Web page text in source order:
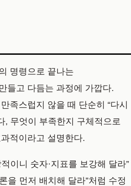
명령으로 끝나는
들고 다듬는 과정에 가깝다.
족스럽지 않을 때 단순히 “다시
, 무엇이 부족한지 구체적으로
적이라고 설명한다.
이니 숫자·지표를 보강해 달라”
을 먼저 배치해 달라”처럼 수정